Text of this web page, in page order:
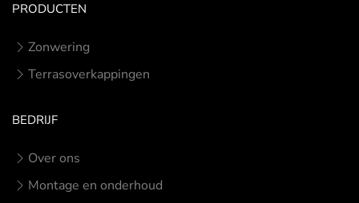
PRODUCTEN
Zonwering
Terrasoverkappingen
BEDRIJF
Over ons
Montage en onderhoud